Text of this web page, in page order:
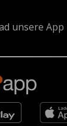
unsere App